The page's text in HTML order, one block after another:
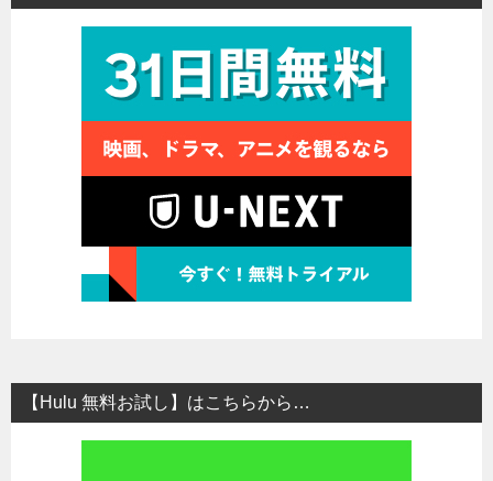
【Hulu 無料お試し】はこちらから…